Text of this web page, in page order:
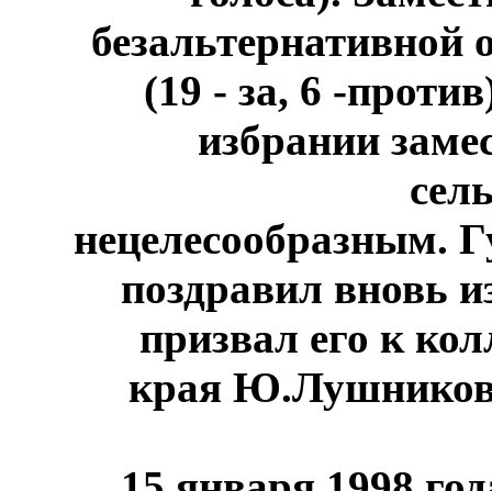
(19 - за, 6 -
избрании
нецелесообразным.
поздравил вновь
призвал его к
края Ю.Лушников